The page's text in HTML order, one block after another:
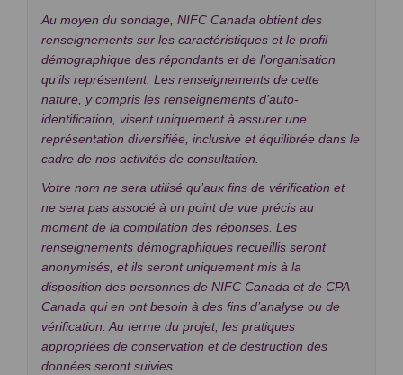
Au moyen du sondage, NIFC Canada obtient des
renseignements sur les caractéristiques et le profil
démographique des répondants et de l’organisation
qu’ils représentent. Les renseignements de cette
nature, y compris les renseignements d’auto-
identification, visent uniquement à assurer une
représentation diversifiée, inclusive et équilibrée dans le
cadre de nos activités de consultation.
Votre nom ne sera utilisé qu’aux fins de vérification et
ne sera pas associé à un point de vue précis au
moment de la compilation des réponses. Les
renseignements démographiques recueillis seront
anonymisés, et ils seront uniquement mis à la
disposition des personnes de NIFC Canada et de CPA
Canada qui en ont besoin à des fins d’analyse ou de
vérification. Au terme du projet, les pratiques
appropriées de conservation et de destruction des
données seront suivies.